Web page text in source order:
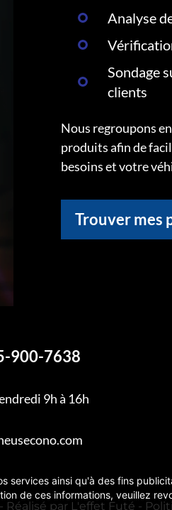
Analyse
Sondage
clients
Nous regroupons
produits afin de
besoins et votre
Trouver mes
900-7638
9h à 16h
Réalisé par L'effet Futé -
services ainsi qu'à des fins
de ces informations, veuillez